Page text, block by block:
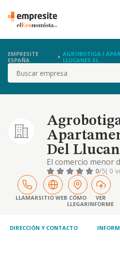
EMPRESITE
ESPAÑA
AGROBOTIGA I
LLUCANES SL
Buscar
Del
El comercio menor
alimentacion,
alojamiento extra
0/5( 0
LLAMARSITIO WEB CÓMO
LLEGAR
VER
INFORME
DIRECCIÓN Y CONTACTO